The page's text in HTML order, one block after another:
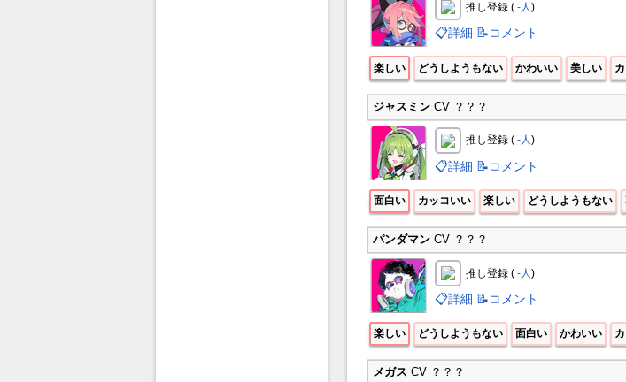
推し登録 ( -人)
📋詳細 📝コメント
楽しい どうしようもない かわいい 美しい
ジャスミンCV ？？？
推し登録 ( -人)
📋詳細 📝コメント
面白い カッコいい 楽しい どうしようもない
パンダマンCV ？？？
推し登録 ( -人)
📋詳細 📝コメント
楽しい どうしようもない 面白い かわいい
メガス CV ？？？